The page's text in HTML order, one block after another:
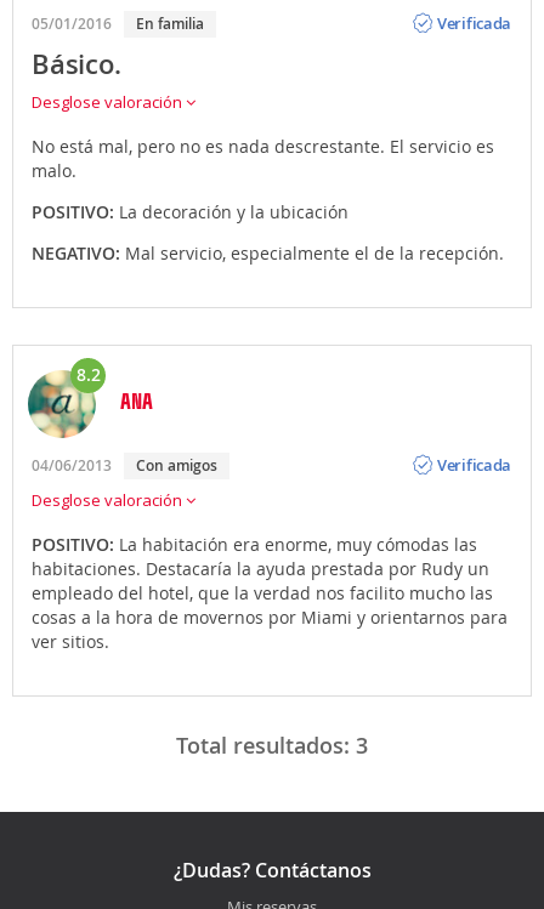
05/01/2016 En familia
Verificada
Básico.
Desglose valoración
No está mal, pero no es nada descrestante. El servicio es
malo.
POSITIVO: La decoración y la ubicación
NEGATIVO: Mal servicio, especialmente el de la recepción.
8.2
ANA
04/06/2013 Con amigos
Verificada
Desglose valoración
POSITIVO: La habitación era enorme, muy cómodas las
habitaciones. Destacaría la ayuda prestada por Rudy un
empleado del hotel, que la verdad nos facilito mucho las
cosas a la hora de movernos por Miami y orientarnos para
ver sitios.
Total resultados: 3
¿Dudas? Contáctanos